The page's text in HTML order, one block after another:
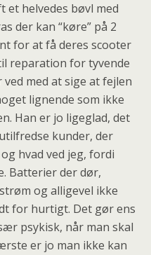
et helvedes bøvl med
der kan “køre” på 2
for at få deres scooter
reparation for tyvende
med at sige at fejlen
lignende som ikke
Han er jo ligeglad, det
kunder, der
hvad ved jeg, fordi
Batterier der dør,
og alligevel ikke
for hurtigt. Det gør ens
psykisk, når man skal
er jo man ikke kan